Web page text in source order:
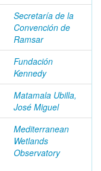
Secretaría de la
Convención de
Ramsar
Fundación
Kennedy
Matamala Ubilla,
José Miguel
Mediterranean
Wetlands
Observatory